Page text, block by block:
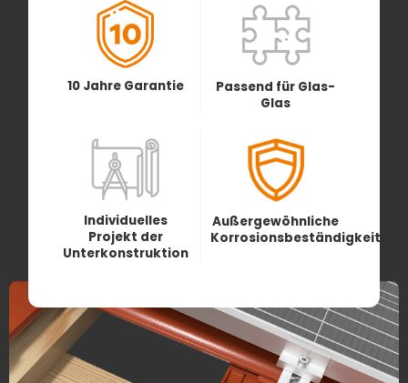
10 Jahre Garantie
Passend für Glas-
Glas
Individuelles
Projekt der
Unterkonstruktion
Außergewöhnliche
Korrosionsbeständigkeit